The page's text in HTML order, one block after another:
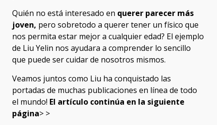
Quién no está interesado en querer parecer más
joven, pero sobretodo a querer tener un físico que
nos permita estar mejor a cualquier edad? El ejemplo
de Liu Yelin nos ayudara a comprender lo sencillo
que puede ser cuidar de nosotros mismos.
Veamos juntos como Liu ha conquistado las
portadas de muchas publicaciones en línea de todo
el mundo! El artículo continúa en la siguiente
página> >